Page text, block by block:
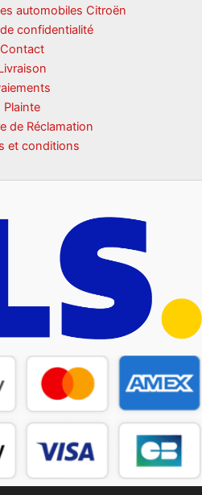
automobiles Citroën
confidentialité
Contact
Plainte
de Réclamation
et conditions